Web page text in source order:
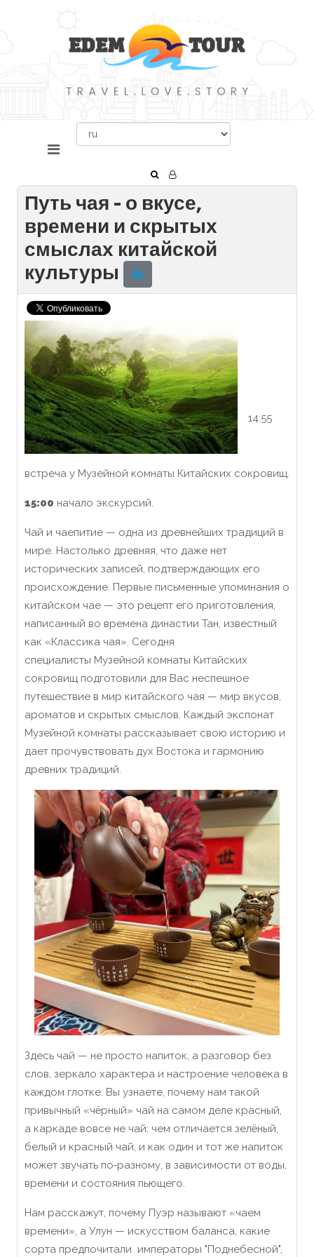
Путь чая - о вкусе,
времени и скрытых
смыслах китайской
культуры
14:55
встреча у Музейной комнаты Китайских сокровищ.
15:00 начало экскурсий.
Чай и чаепитие — одна из древнейших традиций в
мире. Настолько древняя, что даже нет
исторических записей, подтверждающих его
происхождение. Первые письменные упоминания о
китайском чае — это рецепт его приготовления,
написанный во времена династии Тан, известный
как «Классика чая». Сегодня
специалисты Музейной комнаты Китайских
сокровищ подготовили для Вас неспешное
путешествие в мир китайского чая — мир вкусов,
ароматов и скрытых смыслов. Каждый экспонат
Музейной комнаты рассказывает свою историю и
дает прочувствовать дух Востока и гармонию
древних традиций.
Здесь чай — не просто напиток, а разговор без
слов, зеркало характера и настроение человека в
каждом глотке. Вы узнаете, почему нам такой
привычный «чёрный» чай на самом деле красный,
а каркаде вовсе не чай; чем отличается зелёный,
белый и красный чай; и как один и тот же напиток
может звучать по‑разному, в зависимости от воды,
времени и состояния пьющего.
Нам расскажут, почему Пуэр называют «чаем
времени», а Улун — искусством баланса, какие
сорта предпочитали императоры "Поднебесной",